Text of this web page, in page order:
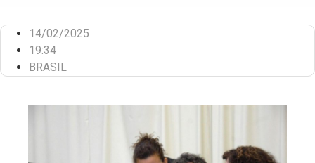
14/02/2025
19:34
BRASIL